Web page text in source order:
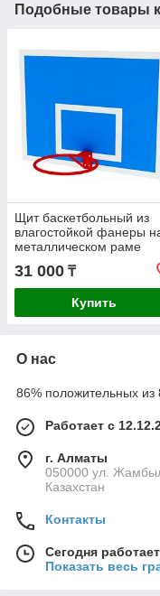
Подобные товары
Щит баскетбольный из
влагостойкой фанеры
металлическом раме
(1200мм х 800мм без
кольца)
31 000 ₸
Купить
О нас
86% положительных из
Работает с
г. Алматы
050000 ул.
Казахстан
Контакты
Сегодня
Показать весь